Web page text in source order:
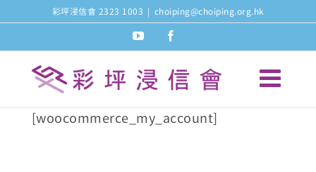
to
content
彩坪浸信會 2323 1003 | choiping@choiping.org.hk
youtube
[woocommerce_my_account]